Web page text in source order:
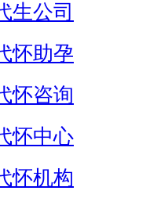
生公司
怀助孕
怀咨询
怀中心
怀机构